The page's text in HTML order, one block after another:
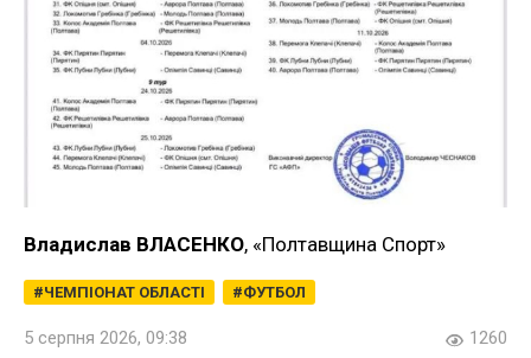
Владислав ВЛАСЕНКО, «Полтавщина Спорт»
ЧЕМПІОНАТ ОБЛАСТІ ФУТБОЛ
5 серпня 2026, 09:38 1260